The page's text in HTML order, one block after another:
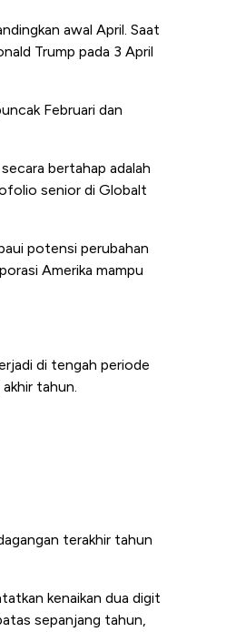
awal April. Saat
Trump pada 3 April
Februari dan
bertahap adalah
senior di Globalt
potensi perubahan
Amerika mampu
di tengah periode
tahun.
terakhir tahun
kenaikan dua digit
sepanjang tahun,